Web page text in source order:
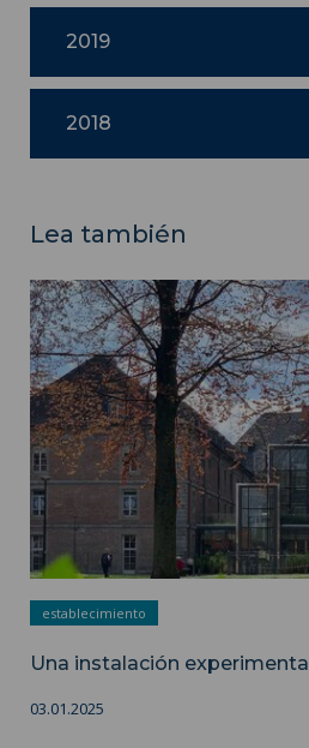
2019
2018
Lea también
Una instalación experimental ">
establecimiento
Una instalación experimental
03.01.2025